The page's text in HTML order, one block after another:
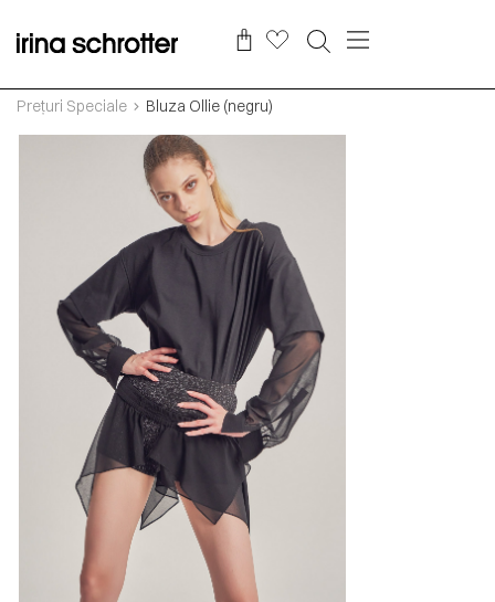
Prețuri Speciale Bluza Ollie (negru)